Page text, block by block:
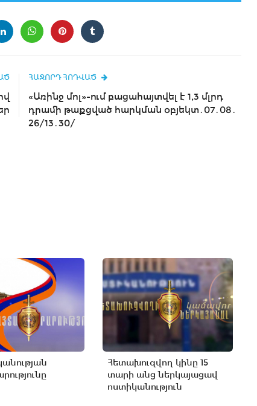
ՀԱՋՈՐԴ ՀՈԴՎԱԾ
«Առինջ մոլ»-ում բացահայտվել է 1,3 մլրդ
դրամի թաքցված հարկման օբյեկտ․07․08․
26/13․30/
Հետախուզվող կինը 15
տարի անց ներկայացավ
ոստիկանություն